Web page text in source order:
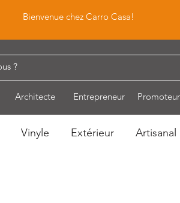
Bienvenue chez Carro Casa!
Architecte Entrepreneur
Vinyle Extérieur Artisanal